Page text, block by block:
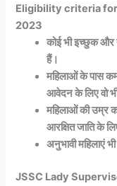
Eligibility criteria
2023
कोई भी इच्छुक और
हैं।
महिलाओं के पास
आवेदन के लिए वो
महिलाओं की उम्र
आरक्षित जाति के
अनुभावी महिलाएं
JSSC Lady